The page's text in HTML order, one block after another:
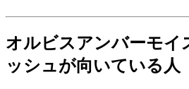
オルビスアンバーモイ
ッシュが向いている人